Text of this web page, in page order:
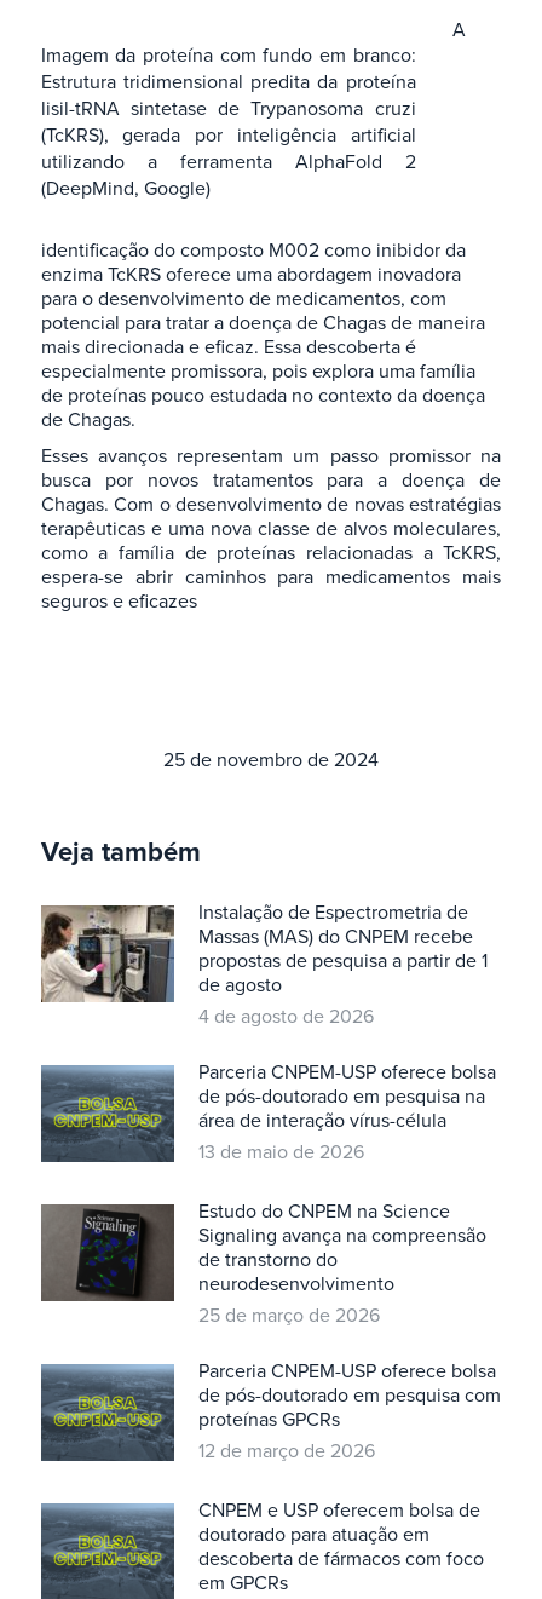
Imagem da proteína com fundo em branco:
Estrutura tridimensional predita da proteína
lisil-tRNA sintetase de Trypanosoma cruzi
(TcKRS), gerada por inteligência artificial
utilizando a ferramenta AlphaFold 2
(DeepMind, Google)
A
identificação do composto M002 como inibidor da
enzima TcKRS oferece uma abordagem inovadora
para o desenvolvimento de medicamentos, com
potencial para tratar a doença de Chagas de maneira
mais direcionada e eficaz. Essa descoberta é
especialmente promissora, pois explora uma família
de proteínas pouco estudada no contexto da doença
de Chagas.
Esses avanços representam um passo promissor na
busca por novos tratamentos para a doença de
Chagas. Com o desenvolvimento de novas estratégias
terapêuticas e uma nova classe de alvos moleculares,
como a família de proteínas relacionadas a TcKRS,
espera-se abrir caminhos para medicamentos mais
seguros e eficazes
25 de novembro de 2024
Veja também
Instalação de Espectrometria de
Massas (MAS) do CNPEM recebe
propostas de pesquisa a partir de 1
de agosto
4 de agosto de 2026
Parceria CNPEM-USP oferece bolsa
de pós-doutorado em pesquisa na
área de interação vírus-célula
13 de maio de 2026
Estudo do CNPEM na Science
Signaling avança na compreensão
de transtorno do
neurodesenvolvimento
25 de março de 2026
Parceria CNPEM-USP oferece bolsa
de pós-doutorado em pesquisa com
proteínas GPCRs
12 de março de 2026
CNPEM e USP oferecem bolsa de
doutorado para atuação em
descoberta de fármacos com foco
em GPCRs